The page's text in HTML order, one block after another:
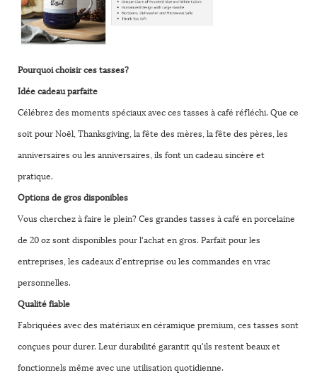
Pourquoi choisir ces tasses?
Idée cadeau parfaite
Célébrez des moments spéciaux avec ces tasses à café réfléchi. Que ce
soit pour Noël, Thanksgiving, la fête des mères, la fête des pères, les
anniversaires ou les anniversaires, ils font un cadeau sincère et
pratique.
Options de gros disponibles
Vous cherchez à faire le plein? Ces grandes tasses à café en porcelaine
de 20 oz sont disponibles pour l'achat en gros. Parfait pour les
entreprises, les cadeaux d'entreprise ou les commandes en vrac
personnelles.
Qualité fiable
Fabriquées avec des matériaux en céramique premium, ces tasses sont
conçues pour durer. Leur durabilité garantit qu'ils restent beaux et
fonctionnels même avec une utilisation quotidienne.